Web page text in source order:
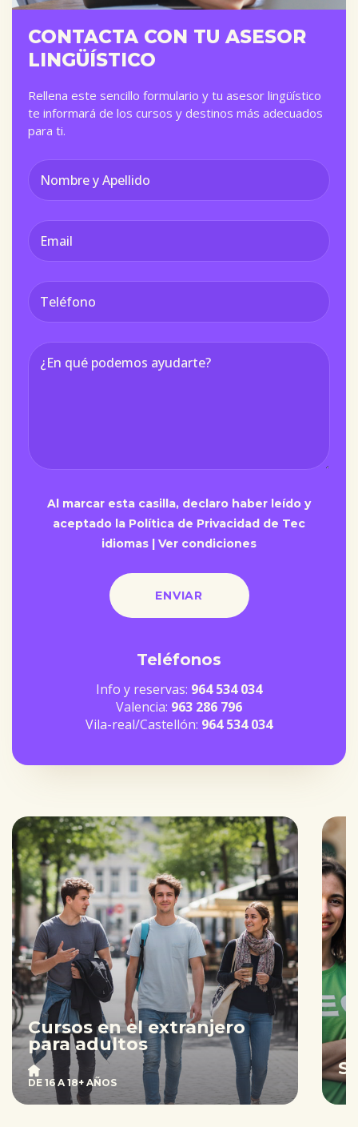
CONTACTA CON TU ASESOR
LINGÜÍSTICO
Rellena este sencillo formulario y tu asesor lingüístico
te informará de los cursos y destinos más adecuados
para ti.
Al marcar esta casilla, declaro haber leído y
aceptado la Política de Privacidad de Tec
idiomas | Ver condiciones
Teléfonos
Info y reservas: 964 534 034
Valencia: 963 286 796
Vila-real/Castellón: 964 534 034
Cursos en el extranjero
para adultos
DE 16 A 18+ AÑOS